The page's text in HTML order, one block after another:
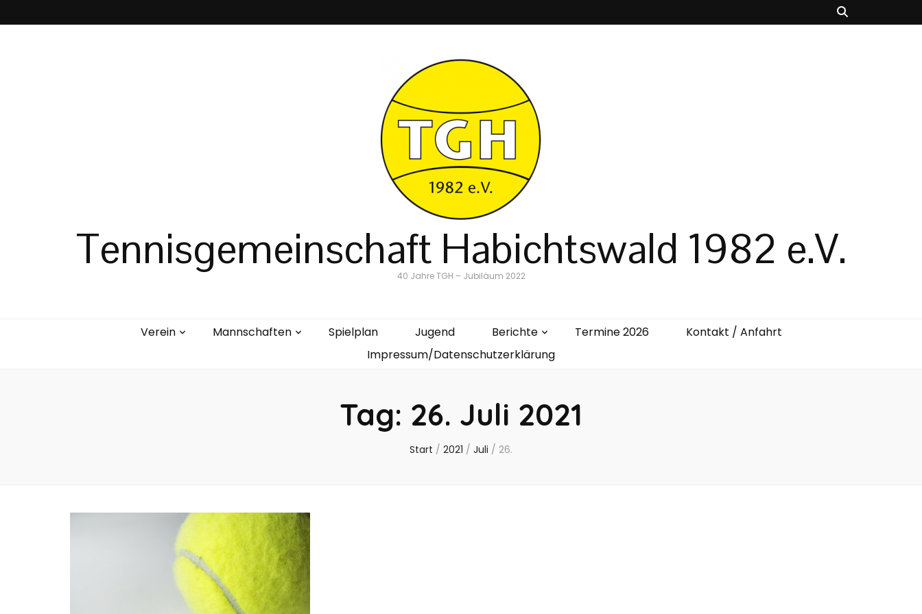
Tennisgemeinschaft Habichtswald 1982 e.V.
40 Jahre TGH – Jubiläum 2022
Verein Mannschaften Spielplan Jugend Berichte Termine 2026
Kontakt / Anfahrt
Impressum/Datenschutzerklärung
Tag: 26. Juli 2021
Start / 2021 / Juli / 26.